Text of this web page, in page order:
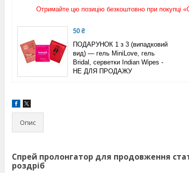
Отримайте цю позицію безкоштовно при покупці
50 ₴
ПОДАРУНОК 1 з 3 (випадковий
вид) — гель MiniLove, гель
Bridal, серветки Indian Wipes -
НЕ ДЛЯ ПРОДАЖУ
Опис
Спрей пролонгатор для продовження
роздріб